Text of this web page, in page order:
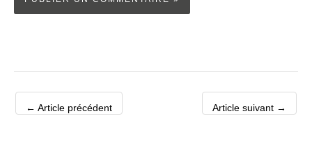
← Article précédent Article suivant →